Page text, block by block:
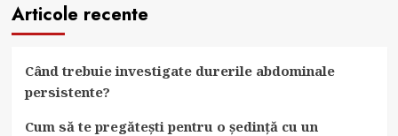
Articole recente
Când trebuie investigate durerile abdominale
persistente?
Cum să te pregătești pentru o ședință cu un